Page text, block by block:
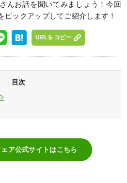
んお話を聞いてみましょう！今回
ピックアップしてご紹介します！
URLをコピー
目次
ア公式サイトはこちら